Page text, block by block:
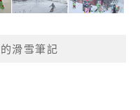
滑雪筆記